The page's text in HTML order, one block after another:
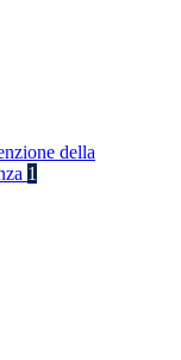
della
1